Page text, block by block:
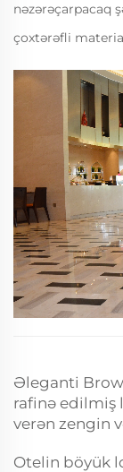
nəzərəçarpacaq
çoxtərəfli
təmin edir.
döşəmə var,
Əleganti
rafinə edilmiş
verən zengin
Otelin böyük